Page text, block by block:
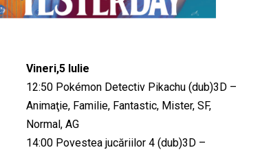
Vineri,5 Iulie
12:50 Pokémon Detectiv Pikachu (dub)3D –
Animaţie, Familie, Fantastic, Mister, SF,
Normal, AG
14:00 Povestea jucăriilor 4 (dub)3D –